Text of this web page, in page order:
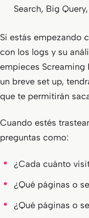
Search, Big
Si estás empezando
con los logs y su
empieces Screaming
un breve set up,
que te permitirán
Cuando estés
preguntas como:
¿Cada cuánto
¿Qué páginas o
¿Qué páginas o